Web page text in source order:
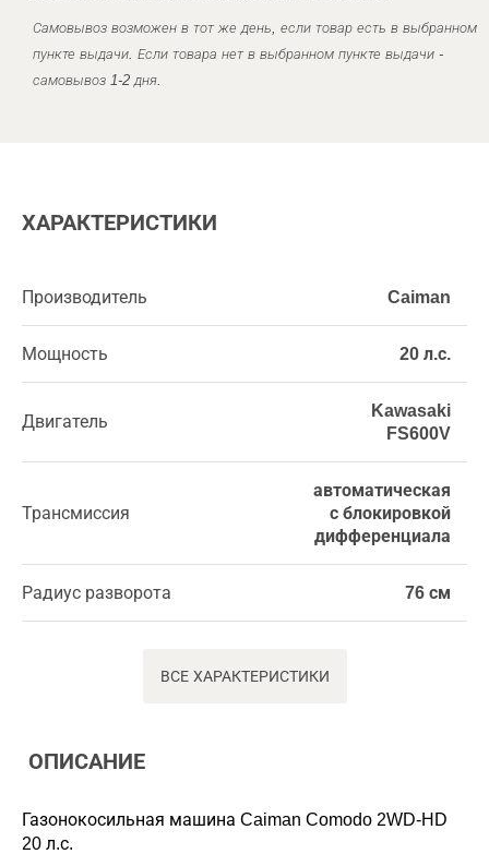
Самовывоз возможен в тот же день, если товар есть в выбранном
пункте выдачи. Если товара нет в выбранном пункте выдачи -
самовывоз 1-2 дня.
ХАРАКТЕРИСТИКИ
Производитель Caiman
Мощность 20 л.с.
Двигатель
Kawasaki
FS600V
Трансмиссия
автоматическая
с блокировкой
дифференциала
Радиус разворота 76 см
ВСЕ ХАРАКТЕРИСТИКИ
ОПИСАНИЕ
Газонокосильная машина Caiman Comodo 2WD-HD
20 л.с.